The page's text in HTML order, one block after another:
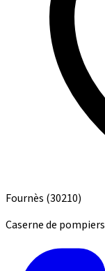
Fournès (30210)
Caserne de pompiers